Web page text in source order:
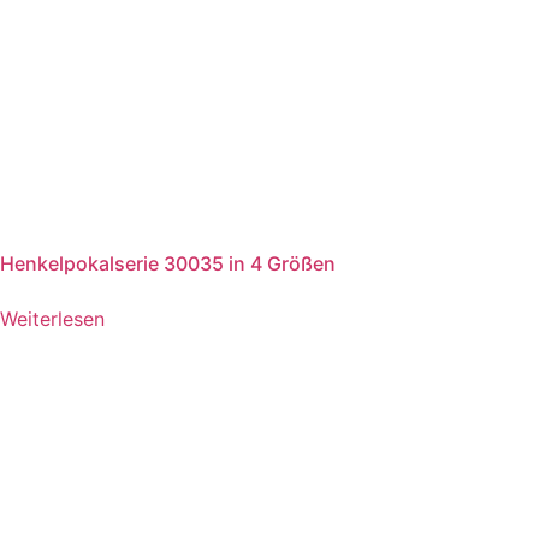
Henkelpokalserie 30035 in 4 Größen
Weiterlesen